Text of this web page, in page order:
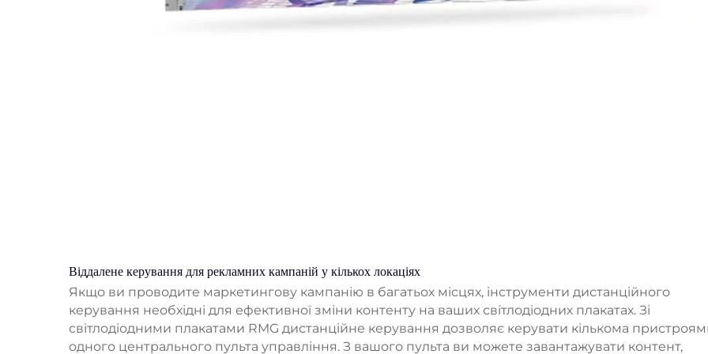
Віддалене керування для рекламних кампаній у кількох локаціях
Якщо ви проводите маркетингову кампанію в багатьох місцях, інструменти дистанційного
керування необхідні для ефективної зміни контенту на ваших світлодіодних плакатах. Зі
світлодіодними плакатами RMG дистанційне керування дозволяє керувати кількома
одного центрального пульта управління. З вашого пульта ви можете завантажувати контент,